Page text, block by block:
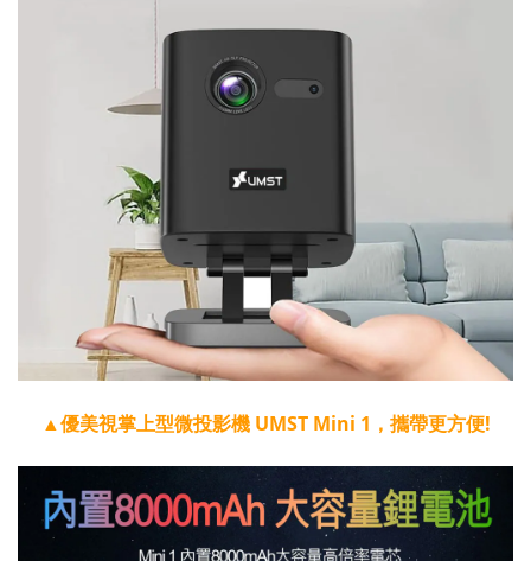
▲優美視掌上型微投影機 UMST Mini 1，攜帶更方便!